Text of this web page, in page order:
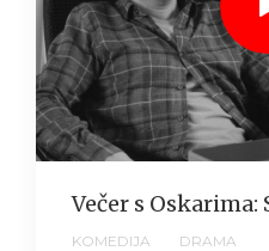
Večer s Oskarima:
KOMEDIJA DRAMA